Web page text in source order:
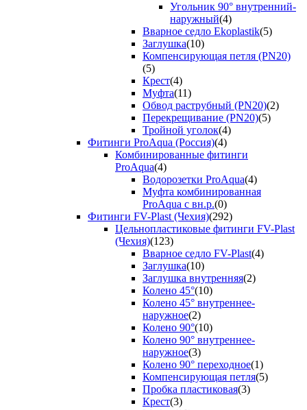
Угольник 90° внутренний-
наружный(4)
Вварное седло Ekoplastik(5)
Заглушка(10)
Компенсирующая петля (PN20)
(5)
Крест(4)
Муфта(11)
Обвод раструбный (PN20)(2)
Перекрещивание (PN20)(5)
Тройной уголок(4)
Фитинги ProAqua (Россия)(4)
Комбинированные фитинги
ProAqua(4)
Водорозетки ProAqua(4)
Муфта комбинированная
ProAqua с вн.р.(0)
Фитинги FV-Plast (Чехия)(292)
Цельнопластиковые фитинги FV-Plast
(Чехия)(123)
Вварное седло FV-Plast(4)
Заглушка(10)
Заглушка внутренняя(2)
Колено 45°(10)
Колено 45° внутреннее-
наружное(2)
Колено 90°(10)
Колено 90° внутреннее-
наружное(3)
Колено 90° переходное(1)
Компенсирующая петля(5)
Пробка пластиковая(3)
Крест(3)